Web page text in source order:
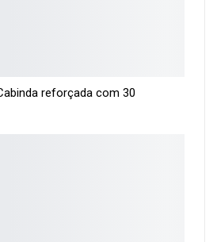
reforçada com 30